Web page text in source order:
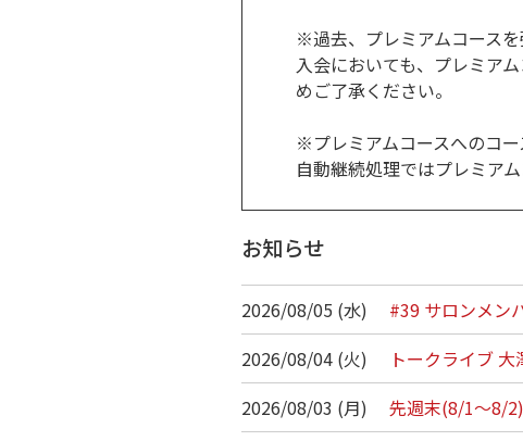
※過去、プレミアムコース
入会においても、プレミア
めご了承ください。
※プレミアムコースへのコ
自動継続処理ではプレミア
お知らせ
2026/08/05 (水)
#39 サロンメン
2026/08/04 (火)
トークライブ
2026/08/03 (月)
先週末(8/1～8/